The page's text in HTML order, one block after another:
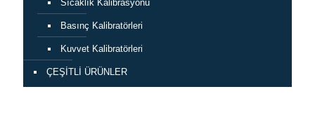
Sıcaklık Kalibrasyonu
Basınç Kalibratörleri
Kuvvet Kalibratörleri
ÇEŞİTLİ ÜRÜNLER